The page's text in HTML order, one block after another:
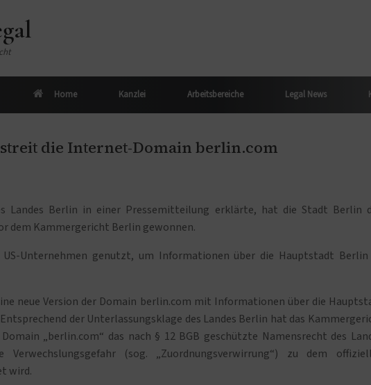
Home Kanzlei Arbeitsbereiche Legal News
die Internet-Domain berlin.com
Landes Berlin in einer Pressemitteilung erklärte, hat die Stadt Berlin
dem Kammergericht Berlin gewonnen.
US-Unternehmen genutzt, um Informationen über die Hauptstadt
neue Version der Domain berlin.com mit Informationen über die
der Unterlassungsklage des Landes Berlin hat das
„berlin.com“ das nach § 12 BGB geschützte Namensrecht des
(sog. „Zuordnungsverwirrung“) zu dem
wird.